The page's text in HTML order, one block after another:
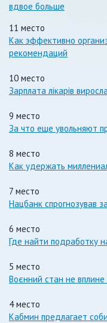
вдвое больше
11 место
Как эффективно
рекомендаций
10 место
Зарплата лікарів
9 место
За что еще увольняют
8 место
Как удержать
7 место
Нацбанк спрогнозував
6 место
Где найти подработку
5 место
Воєнний стан не вплине
4 место
Кабмин предлагает